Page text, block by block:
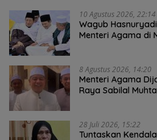
10 Agustus 2026, 22:14
Wagub
Menteri Agama di
8 Agustus 2026, 14:20
Menteri Agama
Raya Sabilal
28 Juli 2026, 15:22
Tuntaskan